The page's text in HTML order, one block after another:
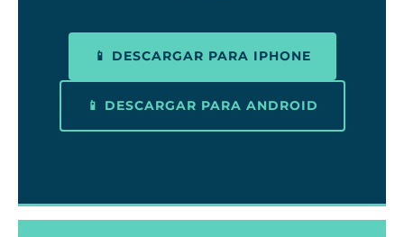
📱 DESCARGAR PARA IPHONE
📱 DESCARGAR PARA ANDROID